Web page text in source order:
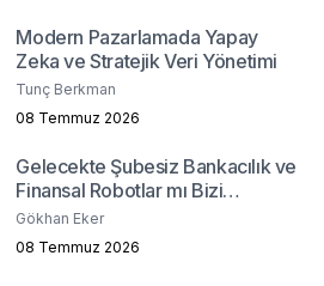
Modern Pazarlamada Yapay
Zeka ve Stratejik Veri Yönetimi
Tunç Berkman
08 Temmuz 2026
Gelecekte Şubesiz Bankacılık ve
Finansal Robotlar mı Bizi
Bekliyor?
Gökhan Eker
08 Temmuz 2026